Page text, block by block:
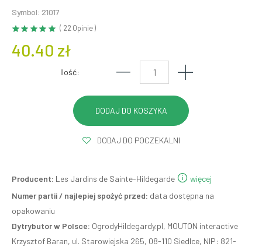
Symbol: 21017
( 22 Opinie )
40.40 zł
Ilość:
DODAJ DO POCZEKALNI
Producent: Les Jardins de Sainte-Hildegarde
więcej
Numer partii / najlepiej spożyć przed: data dostępna na
opakowaniu
Dytrybutor w Polsce: OgrodyHildegardy.pl, MOUTON interactive
Krzysztof Baran, ul. Starowiejska 265, 08-110 Siedlce, NIP: 821-